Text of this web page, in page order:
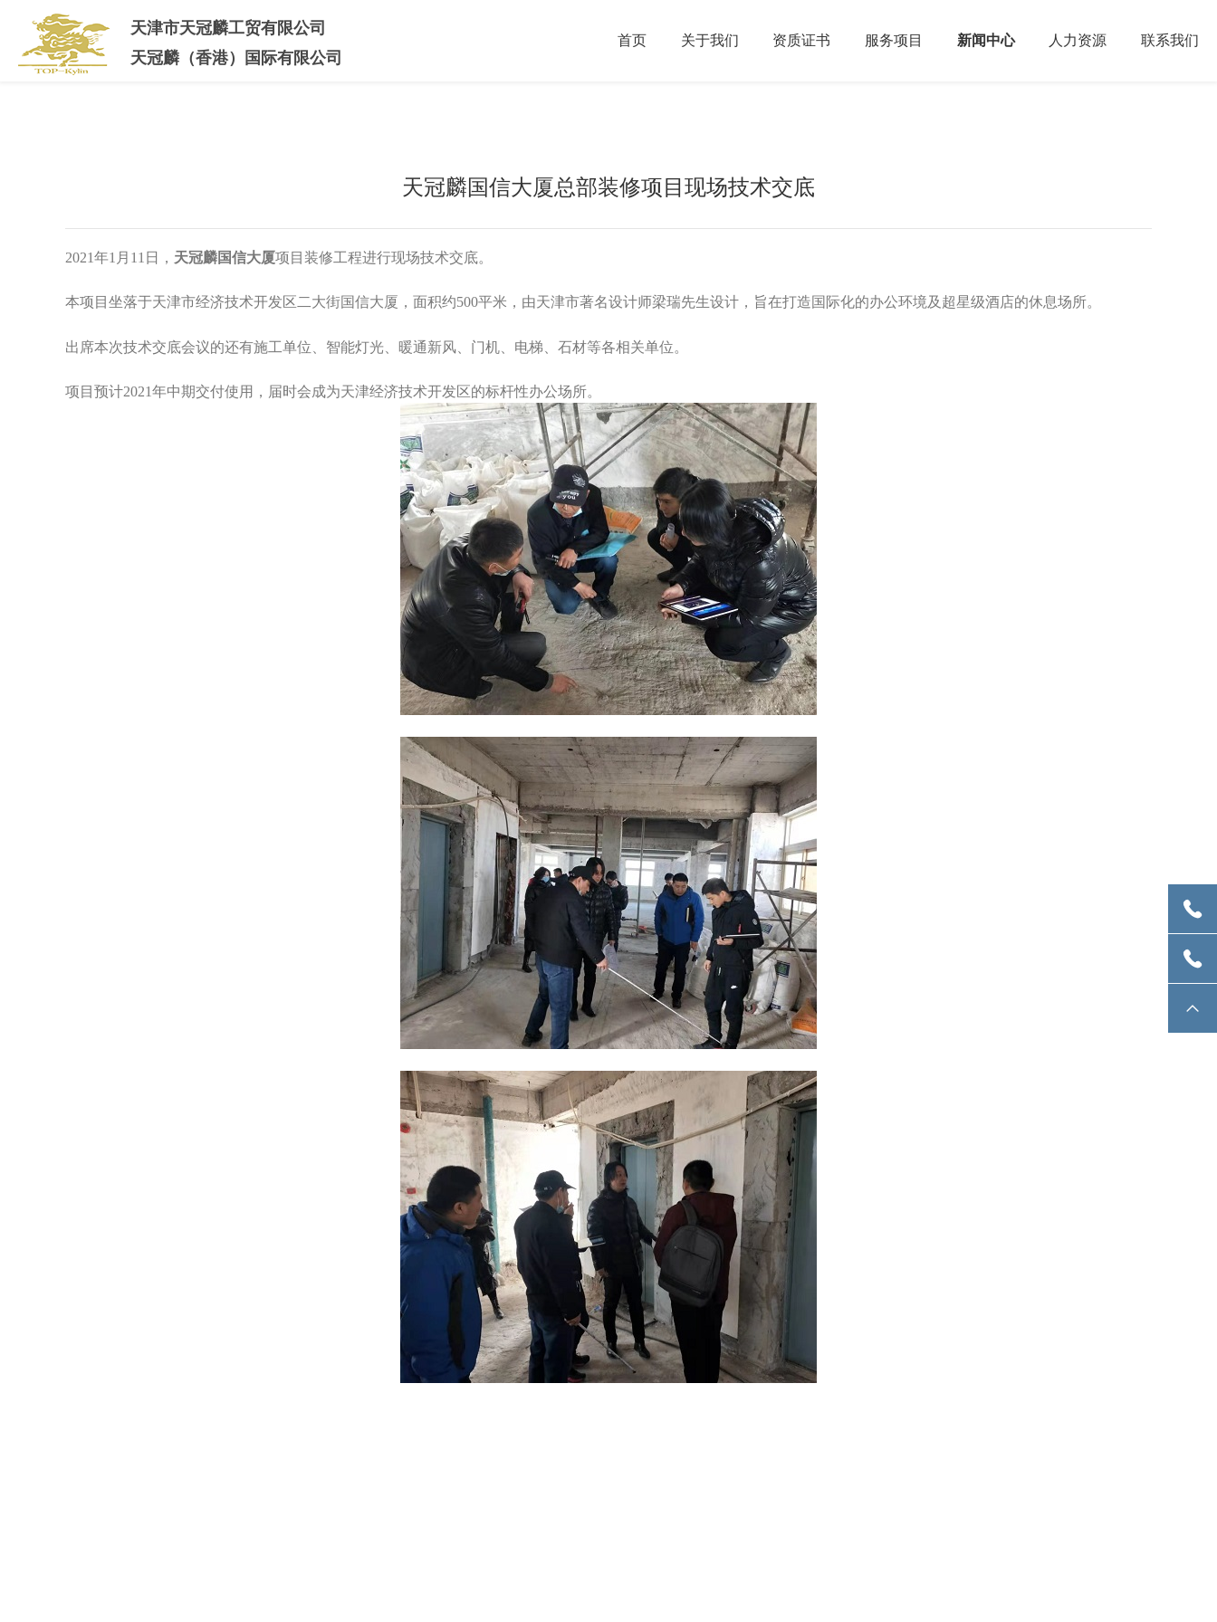
天津市天冠麟工贸有限公司
天冠麟（香港）国际有限公司
首页 关于我们 资质证书 服务项目 新闻中心 人力资源 联系我们
天冠麟国信大厦总部装修项目现场技术交底
2021年1月11日， 天冠麟国信大厦项目装修工程进行现场技术交底。
本项目坐落于天津市经济技术开发区二大街国信大厦，面积约500平米，由天津市著名设计师梁瑞先生设计，旨在打造国际化的办公环境及超星级酒店的休息场所。
出席本次技术交底会议的还有施工单位、 智能灯光、暖通新风、门机、电梯、石材等各相关单位。
项目预计2021年中期交付使用，届时会成为天津经济技术开发区的标杆性办公场所。